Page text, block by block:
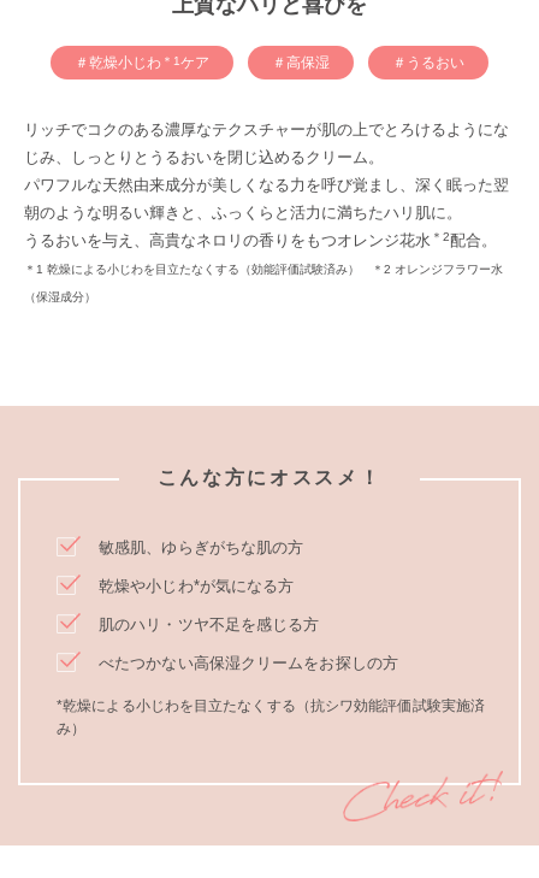
＃乾燥小じわ ＊1ケア ＃高保湿 ＃うるおい
リッチでコクのある濃厚なテクスチャーが肌の上でとろけるようにな
じみ、しっとりとうるおいを閉じ込めるクリーム。
パワフルな天然由来成分が美しくなる力を呼び覚まし、深く眠った翌
朝のような明るい輝きと、ふっくらと活力に満ちたハリ肌に。
うるおいを与え、高貴なネロリの香りをもつオレンジ花水 ＊2配合。
＊1 乾燥による小じわを目立たなくする（効能評価試験済み） ＊2 オレンジフラワー水
（保湿成分）
こんな方にオススメ！
敏感肌、ゆらぎがちな肌の方
乾燥や小じわ*が気になる方
肌のハリ・ツヤ不足を感じる方
べたつかない高保湿クリームをお探しの方
*乾燥による小じわを目立たなくする（抗シワ効能評価試験実施済
み）